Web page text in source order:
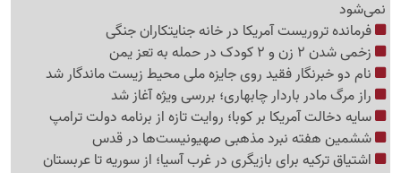
نمی‌شود
فرمانده تروریست آمریکا در خانه جنایتکاران جنگی
زخمی شدن 2 زن و 2 کودک در حمله به تعز یمن
نام دو خبرنگار فقید روی جایزه ملی محیط زیست ماندگار شد
راز مرگ مادر باردار چابهاری؛ بررسی ویژه آغاز شد
سایه دخالت آمریکا بر کوبا؛ روایت تازه از برنامه دولت ترامپ
ششمین هفته نبرد مذهبی صهیونیست‌ها در قدس
اشتیاق ترکیه برای بازیگری در غرب آسیا؛ از سوریه تا عربستان